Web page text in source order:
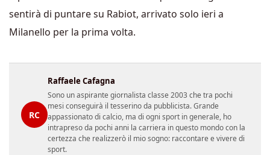
sentirà di puntare su Rabiot, arrivato solo ieri a
Milanello per la prima volta.
RC
Raffaele Cafagna
Sono un aspirante giornalista classe 2003 che tra pochi
mesi conseguirà il tesserino da pubblicista. Grande
appassionato di calcio, ma di ogni sport in generale, ho
intrapreso da pochi anni la carriera in questo mondo con la
certezza che realizzerò il mio sogno: raccontare e vivere di
sport.